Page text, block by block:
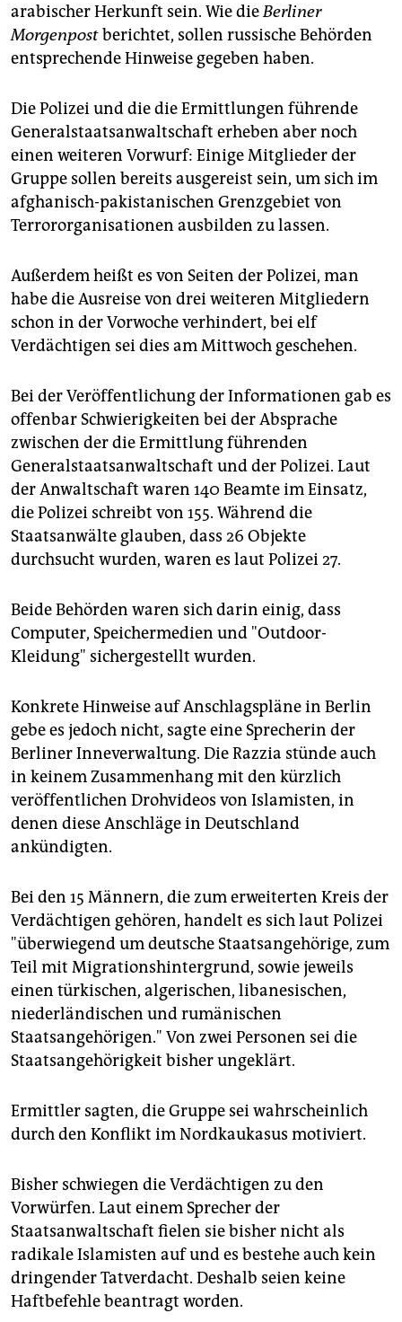
arabischer Herkunft sein. Wie dieBerliner
Morgenpostberichtet, sollen russische Behörden
entsprechende Hinweise gegeben haben.
Die Polizei und die die Ermittlungen führende
Generalstaatsanwaltschaft erheben aber noch
einen weiteren Vorwurf: Einige Mitglieder der
Gruppe sollen bereits ausgereist sein, um sich im
afghanisch-pakistanischen Grenzgebiet von
Terrororganisationen ausbilden zu lassen.
Außerdem heißt es von Seiten der Polizei, man
habe die Ausreise von drei weiteren Mitgliedern
schon in der Vorwoche verhindert, bei elf
Verdächtigen sei dies am Mittwoch geschehen.
Bei der Veröffentlichung der Informationen gab es
offenbar Schwierigkeiten bei der Absprache
zwischen der die Ermittlung führenden
Generalstaatsanwaltschaft und der Polizei. Laut
der Anwaltschaft waren 140 Beamte im Einsatz,
die Polizei schreibt von 155. Während die
Staatsanwälte glauben, dass 26 Objekte
durchsucht wurden, waren es laut Polizei 27.
Beide Behörden waren sich darin einig, dass
Computer, Speichermedien und "Outdoor-
Kleidung" sichergestellt wurden.
Konkrete Hinweise auf Anschlagspläne in Berlin
gebe es jedoch nicht, sagte eine Sprecherin der
Berliner Inneverwaltung. Die Razzia stünde auch
in keinem Zusammenhang mit den kürzlich
veröffentlichen Drohvideos von Islamisten, in
denen diese Anschläge in Deutschland
ankündigten.
Bei den 15 Männern, die zum erweiterten Kreis der
Verdächtigen gehören, handelt es sich laut Polizei
"überwiegend um deutsche Staatsangehörige, zum
Teil mit Migrationshintergrund, sowie jeweils
einen türkischen, algerischen, libanesischen,
niederländischen und rumänischen
Staatsangehörigen." Von zwei Personen sei die
Staatsangehörigkeit bisher ungeklärt.
Ermittler sagten, die Gruppe sei wahrscheinlich
durch den Konflikt im Nordkaukasus motiviert.
Bisher schwiegen die Verdächtigen zu den
Vorwürfen. Laut einem Sprecher der
Staatsanwaltschaft fielen sie bisher nicht als
radikale Islamisten auf und es bestehe auch kein
dringender Tatverdacht. Deshalb seien keine
Haftbefehle beantragt worden.